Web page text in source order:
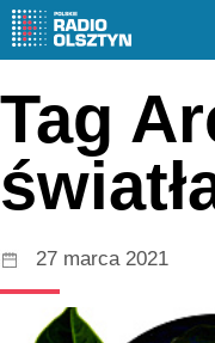
Tag
27 marca 2021